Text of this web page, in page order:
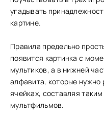
угадывать
картине.
Правила предельно
появится картинка с
мультиков, а в нижней
алфавита, которые
ячейках, составляя
мультфильмов.